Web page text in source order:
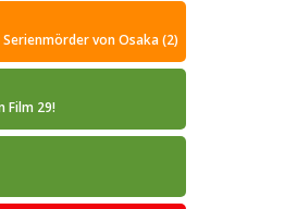
Serienmörder von Osaka (2)
Film 29!